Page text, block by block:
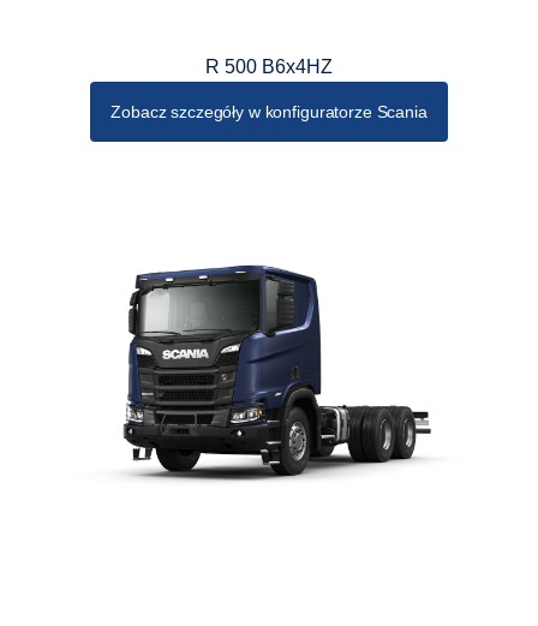
R 500 B6x4HZ
Zobacz szczegóły w konfiguratorze Scania